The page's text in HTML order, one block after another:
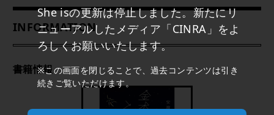
She isの更新は停止しました。新たにリ
ニューアルしたメディア「CINRA」をよ
ろしくお願いいたします。
※この画面を閉じることで、過去コンテンツは引き
続きご覧いただけます。
INFORMATION
書籍情報